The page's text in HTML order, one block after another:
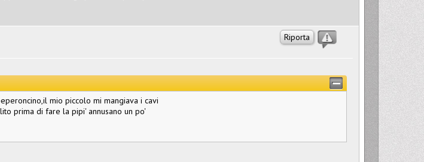
Riporta
mio piccolo mi mangiava i cavi
prima di fare la pipi' annusano un po'